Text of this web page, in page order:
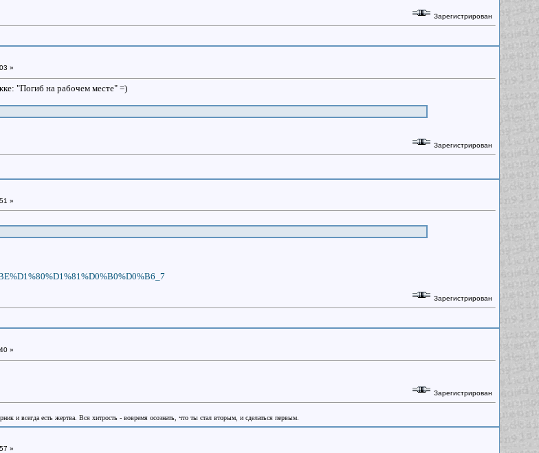
Зарегистрирован
»
"Погиб на рабочем месте" =)
Зарегистрирован
»
Зарегистрирован
»
Зарегистрирован
и всегда есть жертва. Вся хитрость - вовремя осознать, что ты стал вторым, и сделаться первым.
»